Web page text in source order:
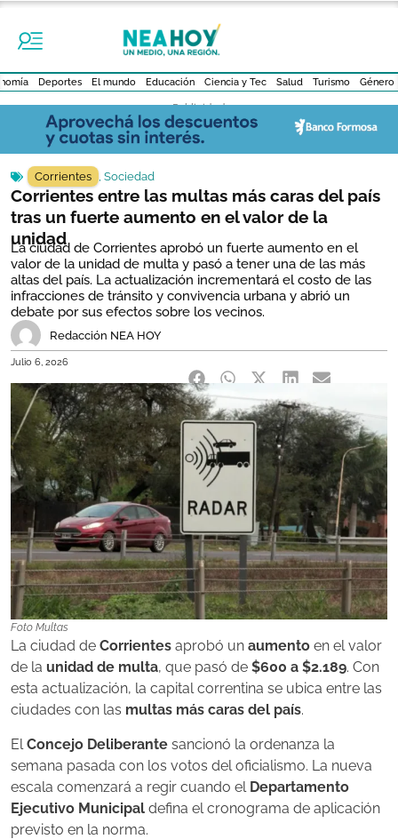
Deportes El mundo Educación Ciencia y Tec Salud Turismo Género
- Publicidad -
Corrientes , Sociedad
Corrientes entre las multas más caras del país
tras un fuerte aumento en el valor de la
unidad
La ciudad de Corrientes aprobó un fuerte aumento en el
valor de la unidad de multa y pasó a tener una de las más
altas del país. La actualización incrementará el costo de las
infracciones de tránsito y convivencia urbana y abrió un
debate por sus efectos sobre los vecinos.
Redacción NEA HOY
Julio 6, 2026
Foto Multas
La ciudad de Corrientes aprobó un aumento en el valor
de la unidad de multa, que pasó de $600 a $2.189. Con
esta actualización, la capital correntina se ubica entre las
ciudades con las multas más caras del país.
El Concejo Deliberante sancionó la ordenanza la
semana pasada con los votos del oficialismo. La nueva
escala comenzará a regir cuando el Departamento
Ejecutivo Municipal defina el cronograma de aplicación
previsto en la norma.